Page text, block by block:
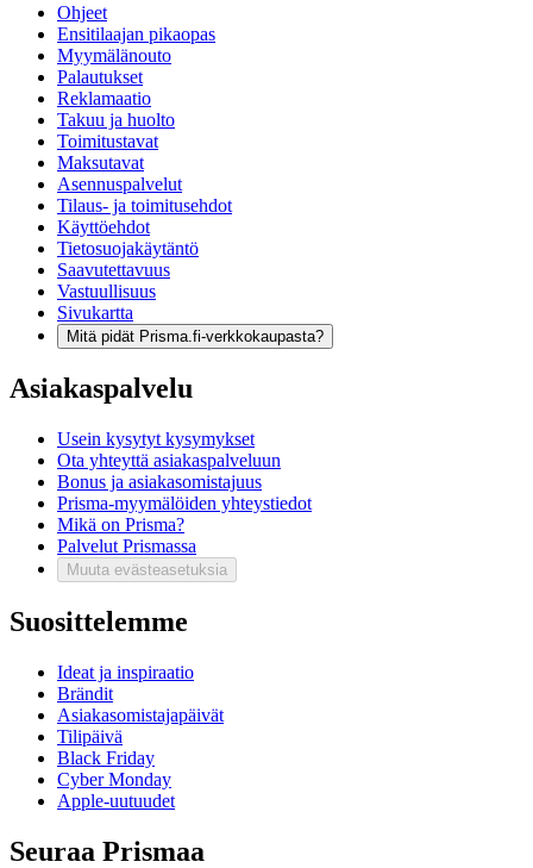
Ohjeet
Ensitilaajan pikaopas
Myymälänouto
Palautukset
Reklamaatio
Takuu ja huolto
Toimitustavat
Maksutavat
Asennuspalvelut
Tilaus- ja toimitusehdot
Käyttöehdot
Tietosuojakäytäntö
Saavutettavuus
Vastuullisuus
Sivukartta
Mitä pidät Prisma.fi-verkkokaupasta?
Asiakaspalvelu
Usein kysytyt kysymykset
Ota yhteyttä asiakaspalveluun
Bonus ja asiakasomistajuus
Prisma-myymälöiden yhteystiedot
Mikä on Prisma?
Palvelut Prismassa
Muuta evästeasetuksia
Suosittelemme
Ideat ja inspiraatio
Brändit
Asiakasomistajapäivät
Tilipäivä
Black Friday
Cyber Monday
Apple-uutuudet
Seuraa Prismaa